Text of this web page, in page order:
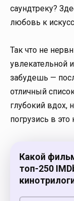
саундтреку?
любовь к
Так что не
увлекательной
забудешь —
отличный
глубокий вдох,
погрузись в
Какой
топ-250